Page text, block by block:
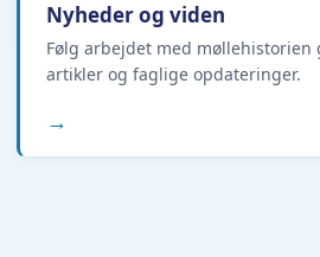
Nyheder og viden
Følg arbejdet med møllehistorien
artikler og faglige opdateringer.
→